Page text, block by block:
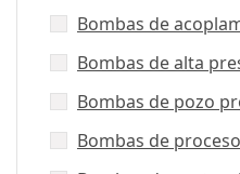
Bombas de
Bombas de alta
Bombas de pozo
Bombas de